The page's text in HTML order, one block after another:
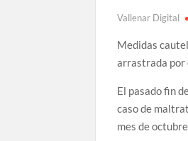
Vallenar Digital
Medidas
arrastrada por
El pasado fin
caso de
mes de